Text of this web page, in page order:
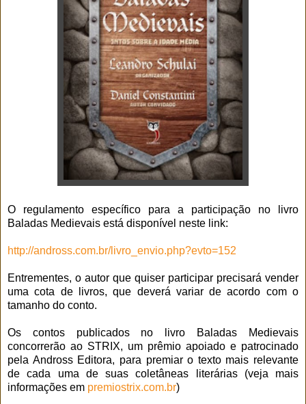
O regulamento específico para a participação no livro
Baladas Medievais está disponível neste link:
http://andross.com.br/livro_envio.php?evto=152
Entrementes, o autor que quiser participar precisará vender
uma cota de livros, que deverá variar de acordo com o
tamanho do conto.
Os contos publicados no livro Baladas Medievais
concorrerão ao STRIX, um prêmio apoiado e patrocinado
pela Andross Editora, para premiar o texto mais relevante
de cada uma de suas coletâneas literárias (veja mais
informações em premiostrix.com.br)